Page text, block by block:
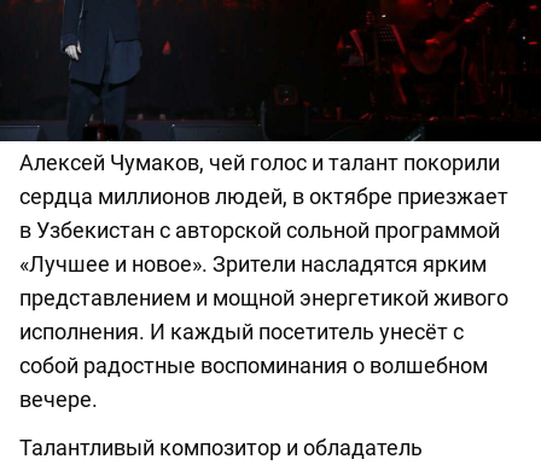
Алексей Чумаков, чей голос и талант покорили
сердца миллионов людей, в октябре приезжает
в Узбекистан с авторской сольной программой
«Лучшее и новое». Зрители насладятся ярким
представлением и мощной энергетикой живого
исполнения. И каждый посетитель унесёт с
собой радостные воспоминания о волшебном
вечере.
Талантливый композитор и обладатель